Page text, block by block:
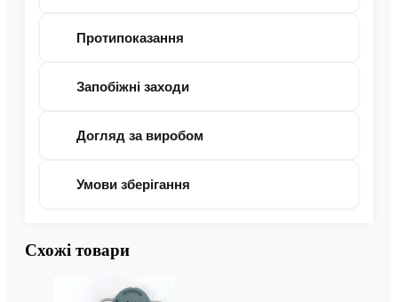
Протипоказання
Запобіжні заходи
Догляд за виробом
Умови зберігання
Схожі товари